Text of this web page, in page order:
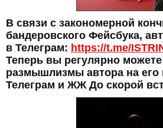
В связи с закономерной
бандеровского Фейсбука,
в Телеграм: https://t.me/
Теперь вы регулярно можете
размышлизмы автора на его
Телеграм и ЖЖ До скорой